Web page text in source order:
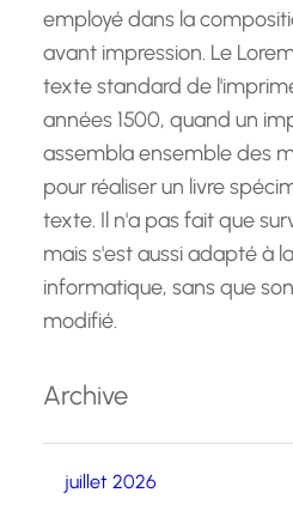
employé dans la
avant impression. Le
texte standard de
années 1500, quand un
assembla ensemble des
pour réaliser un livre
texte. Il n'a pas fait que
mais s'est aussi adapté à
informatique, sans que
modifié.
Archive
juillet 2026